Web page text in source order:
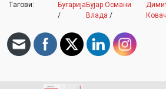
Тагови:
Бугарија
/
Бујар Османи
Влада /